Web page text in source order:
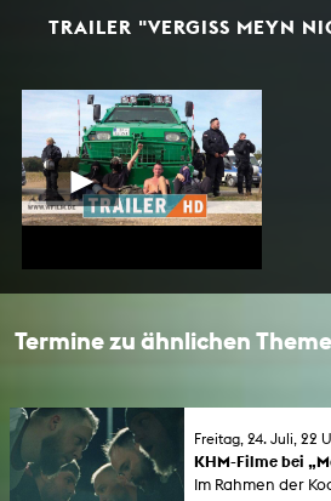
TRAILER "VERGISS MEYN
Termine zu ähnlichen
Freitag, 24. Juli, 22
KHM-Filme bei
Im Rahmen der